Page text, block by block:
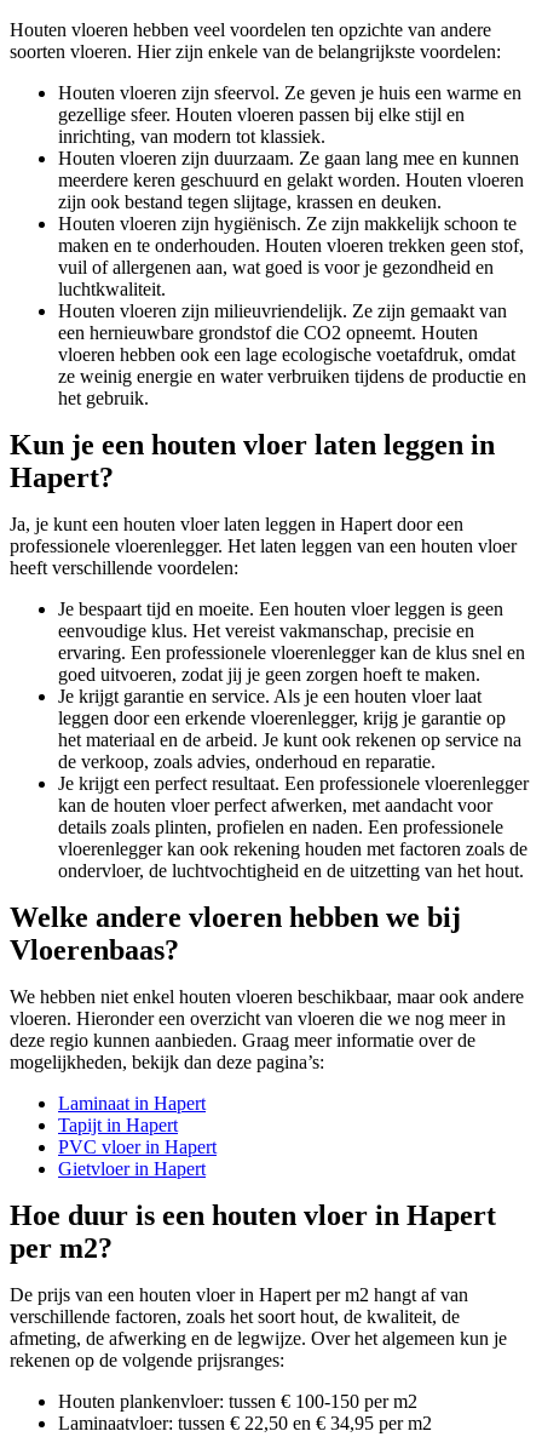
Houten vloeren hebben veel voordelen ten opzichte van andere
soorten vloeren. Hier zijn enkele van de belangrijkste voordelen:
Houten vloeren zijn sfeervol. Ze geven je huis een warme en
gezellige sfeer. Houten vloeren passen bij elke stijl en
inrichting, van modern tot klassiek.
Houten vloeren zijn duurzaam. Ze gaan lang mee en kunnen
meerdere keren geschuurd en gelakt worden. Houten vloeren
zijn ook bestand tegen slijtage, krassen en deuken.
Houten vloeren zijn hygiënisch. Ze zijn makkelijk schoon te
maken en te onderhouden. Houten vloeren trekken geen stof,
vuil of allergenen aan, wat goed is voor je gezondheid en
luchtkwaliteit.
Houten vloeren zijn milieuvriendelijk. Ze zijn gemaakt van
een hernieuwbare grondstof die CO2 opneemt. Houten
vloeren hebben ook een lage ecologische voetafdruk, omdat
ze weinig energie en water verbruiken tijdens de productie en
het gebruik.
Kun je een houten vloer laten leggen in
Hapert?
Ja, je kunt een houten vloer laten leggen in Hapert door een
professionele vloerenlegger. Het laten leggen van een houten vloer
heeft verschillende voordelen:
Je bespaart tijd en moeite. Een houten vloer leggen is geen
eenvoudige klus. Het vereist vakmanschap, precisie en
ervaring. Een professionele vloerenlegger kan de klus snel en
goed uitvoeren, zodat jij je geen zorgen hoeft te maken.
Je krijgt garantie en service. Als je een houten vloer laat
leggen door een erkende vloerenlegger, krijg je garantie op
het materiaal en de arbeid. Je kunt ook rekenen op service na
de verkoop, zoals advies, onderhoud en reparatie.
Je krijgt een perfect resultaat. Een professionele vloerenlegger
kan de houten vloer perfect afwerken, met aandacht voor
details zoals plinten, profielen en naden. Een professionele
vloerenlegger kan ook rekening houden met factoren zoals de
ondervloer, de luchtvochtigheid en de uitzetting van het hout.
Welke andere vloeren hebben we bij
Vloerenbaas?
We hebben niet enkel houten vloeren beschikbaar, maar ook andere
vloeren. Hieronder een overzicht van vloeren die we nog meer in
deze regio kunnen aanbieden. Graag meer informatie over de
mogelijkheden, bekijk dan deze pagina’s:
Laminaat in Hapert
Tapijt in Hapert
PVC vloer in Hapert
Gietvloer in Hapert
Hoe duur is een houten vloer in Hapert
per m2?
De prijs van een houten vloer in Hapert per m2 hangt af van
verschillende factoren, zoals het soort hout, de kwaliteit, de
afmeting, de afwerking en de legwijze. Over het algemeen kun je
rekenen op de volgende prijsranges:
Houten plankenvloer: tussen € 100-150 per m2
Laminaatvloer: tussen € 22,50 en € 34,95 per m2